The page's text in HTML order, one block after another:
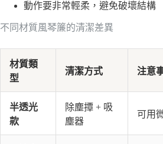
動作要非常輕柔，避免破壞結構
不同材質風琴簾的清潔差異
材質類
型
清潔方式 注意
半透光
款
除塵撢 + 吸
塵器
可用